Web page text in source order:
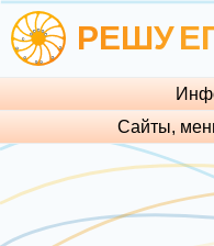
РЕШУ
Сайты,